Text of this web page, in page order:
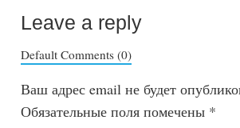
Leave a reply
Default Comments (0)
Ваш адрес email не будет
Обязательные поля помечены *